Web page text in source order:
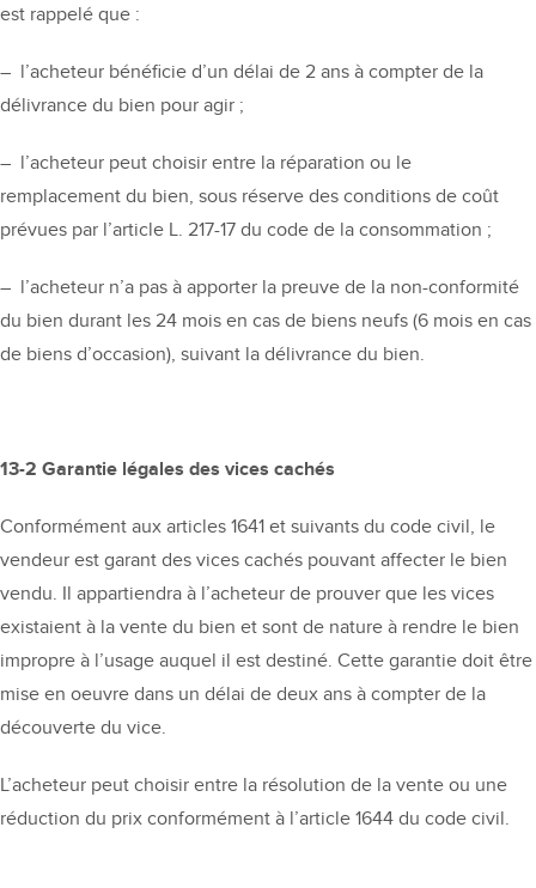
est rappelé que :
– l’acheteur bénéficie d’un délai de 2 ans à compter de la
délivrance du bien pour agir ;
– l’acheteur peut choisir entre la réparation ou le
remplacement du bien, sous réserve des conditions de coût
prévues par l’article L. 217-17 du code de la consommation ;
– l’acheteur n’a pas à apporter la preuve de la non-conformité
du bien durant les 24 mois en cas de biens neufs (6 mois en cas
de biens d’occasion), suivant la délivrance du bien.
13-2 Garantie légales des vices cachés
Conformément aux articles 1641 et suivants du code civil, le
vendeur est garant des vices cachés pouvant affecter le bien
vendu. Il appartiendra à l’acheteur de prouver que les vices
existaient à la vente du bien et sont de nature à rendre le bien
impropre à l’usage auquel il est destiné. Cette garantie doit être
mise en oeuvre dans un délai de deux ans à compter de la
découverte du vice.
L’acheteur peut choisir entre la résolution de la vente ou une
réduction du prix conformément à l’article 1644 du code civil.